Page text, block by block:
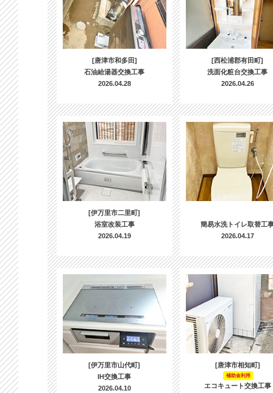
[唐津市和多田]
石油給湯器交換工事
2026.04.28
[西松浦郡有田町]
洗面化粧台交換工事
2026.04.26
[伊万里市二里町]
浴室改装工事
2026.04.19
簡易水洗トイレ取替工
2026.04.17
[伊万里市山代町]
IH交換工事
2026.04.10
[唐津市相知町]
補助金利用
エコキュート交換工事